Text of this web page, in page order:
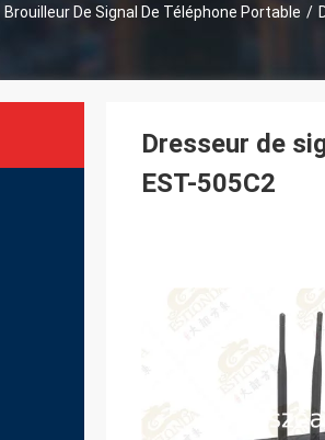
Brouilleur De Signal De Téléphone Portable /
Dresseur de
EST-505C2